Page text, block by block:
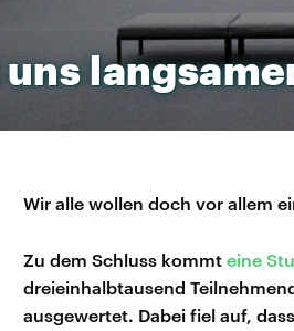
uns
Wir alle wollen doch vor allem
Zu dem Schluss kommt eine
dreieinhalbtausend
ausgewertet. Dabei fiel auf,